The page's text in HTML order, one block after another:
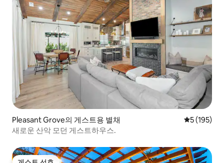
Pleasant Grove의 게스트용 별채 평점 5점(5
5 (195)
새로운 산악 모던 게스트하우스.